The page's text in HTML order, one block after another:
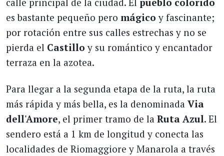
es bastante pequeño pero mágico y fascinante;
por rotación entre sus calles estrechas y no se
pierda el Castillo y su romántico y encantador
terraza en la azotea.
Para llegar a la segunda etapa de la ruta, la ruta
más rápida y más bella, es la denominada Via
dell'Amore, el primer tramo de la Ruta Azul. El
sendero está a 1 km de longitud y conecta las
localidades de Riomaggiore y Manarola a través